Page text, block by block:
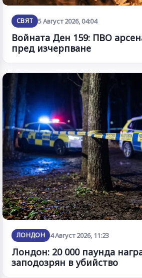
СВЯТ 5 Август 2026, 04:04
Войната Ден 159: ПВО
пред изчерпване
ЛОНДОН 4 Август 2026, 11:23
Лондон: 20 000 паунда
заподозрян в убийство